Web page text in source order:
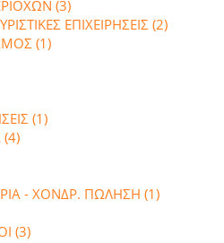
(3)
ΕΠΙΧΕΙΡΗΣΕΙΣ (2)
(1)
(1)
- ΧΟΝΔΡ. ΠΩΛΗΣΗ (1)
(3)